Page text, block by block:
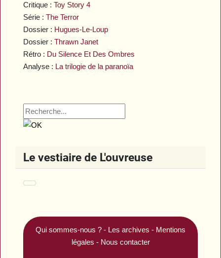
Critique :Toy Story 4
Série :The Terror
Dossier : Hugues-Le-Loup
Dossier :Thrawn Janet
Rétro : Du Silence Et Des Ombres
Analyse : La trilogie de la paranoïa
Le vestiaire de L'ouvreuse
Qui sommes-nous ? - Les archives - Mentions
légales - Nous contacter